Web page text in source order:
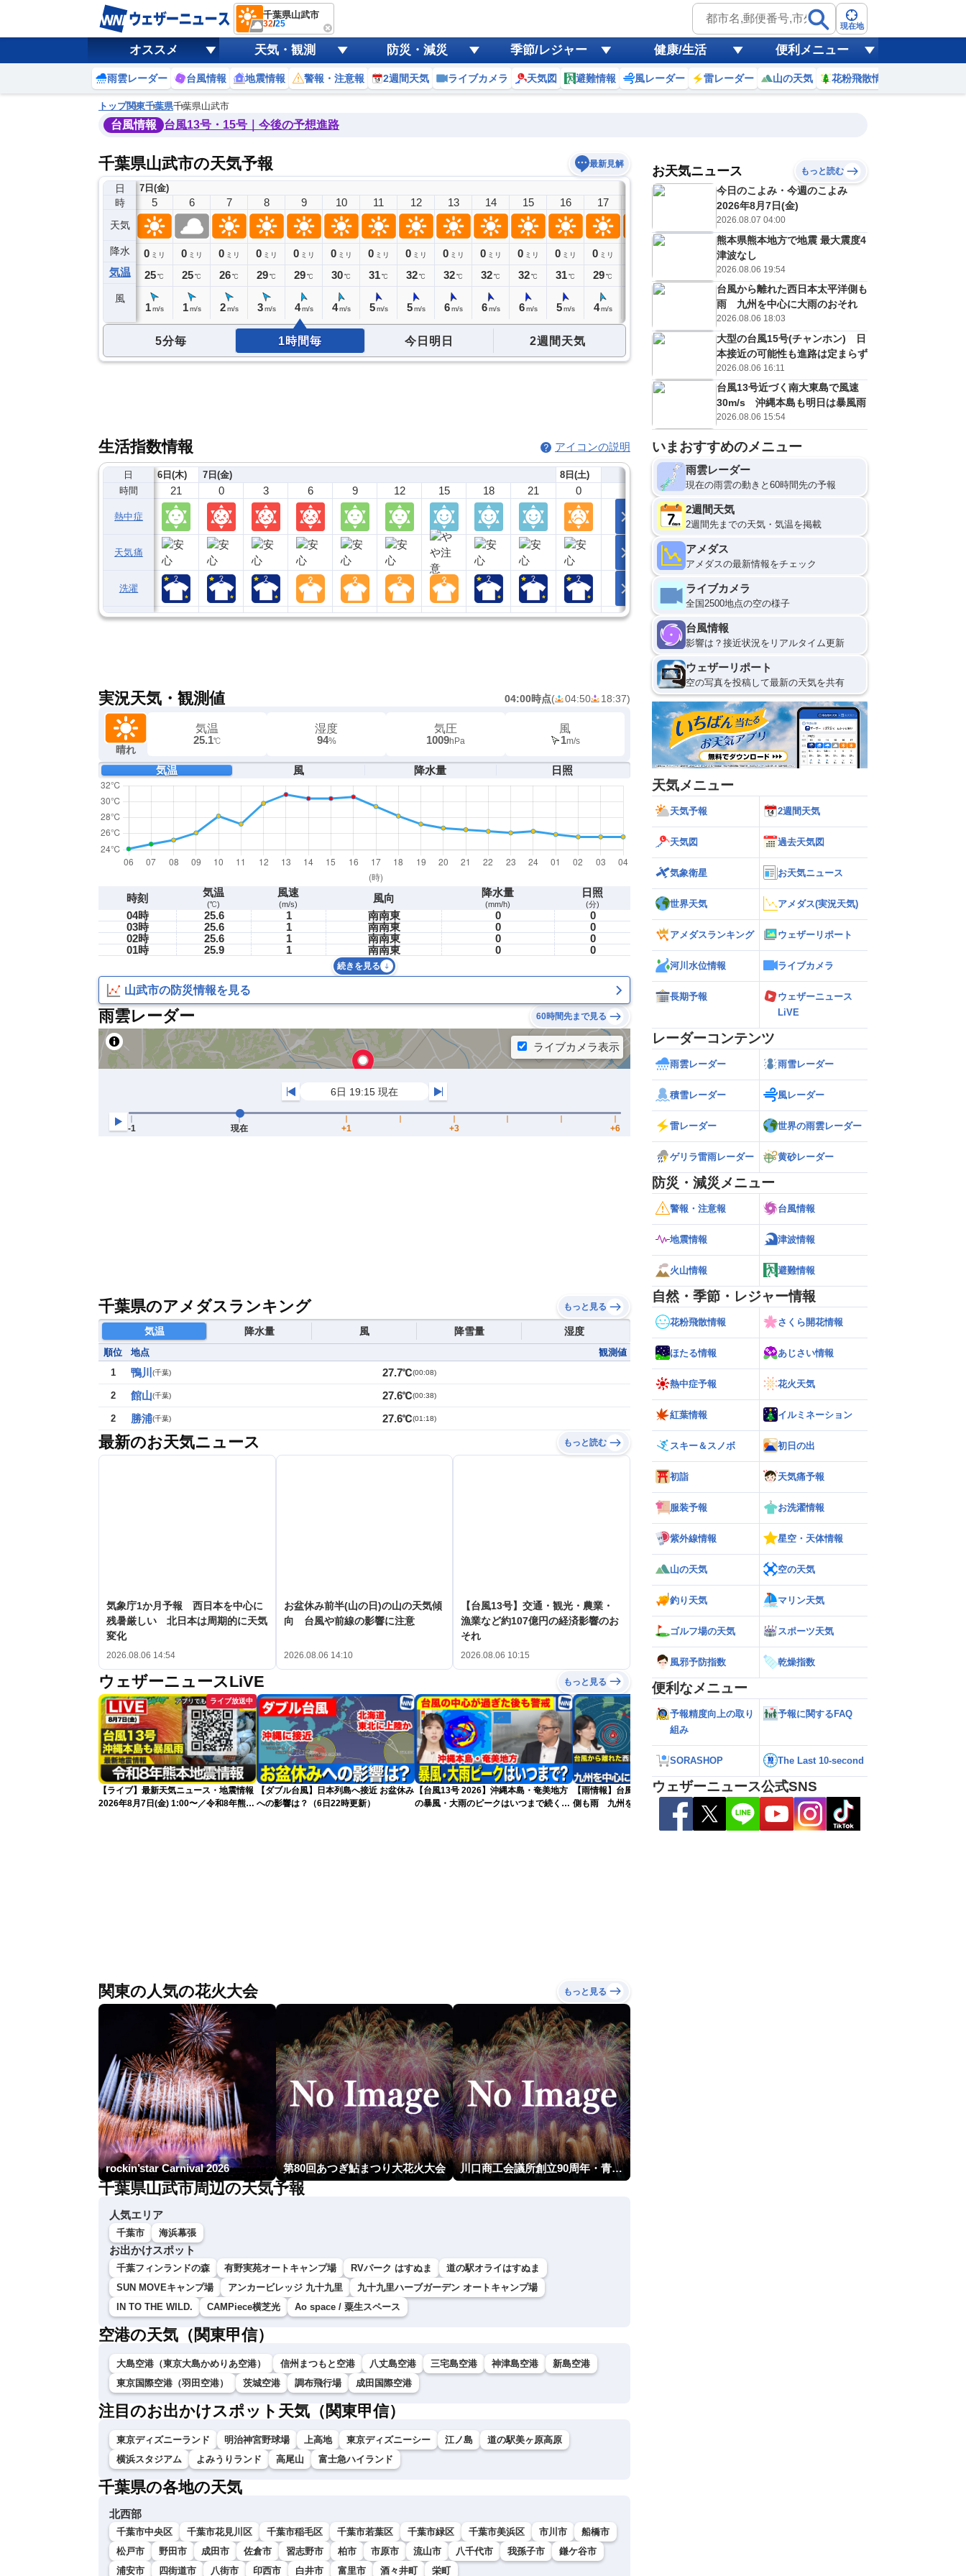
千葉県山武市
32/25 現在地
オススメ 天気・観測 防災・減災 季節/レジャー 健康/生活 便利メニュー
雨雲レーダー 台風情報 地震情報 警報・注意報 2週間天気 ライブカメラ 天気図 避難情報 風レーダー 雷レーダー 山の天気 花粉飛散情報
トップ関東千葉県千葉県山武市
台風情報 台風13号・15号｜今後の予想進路
千葉県山武市の天気予報 最新見解
日
時
天気
降水
気温
風
7日(金)
4
0ミリ
25℃
5
0 ミリ
25℃
1 m/s
6
0 ミリ
25℃
1 m/s
7
0 ミリ
26℃
2 m/s
8
0 ミリ
29℃
3 m/s
9
0 ミリ
29℃
4 m/s
10
0 ミリ
30℃
4 m/s
11
0 ミリ
31℃
5 m/s
12
0 ミリ
32℃
5 m/s
13
0 ミリ
32℃
6 m/s
14
0 ミリ
32℃
6 m/s
15
0 ミリ
32℃
6 m/s
16
0 ミリ
31℃
5 m/s
17
0 ミリ
29℃
4 m/s
20
ミリ
27
m/s
21
0 ミリ
26
1m/s
22
26
1 m/s 1m/s 0
5分毎 1時間毎 今日明日 2週間天気
生活指数情報 アイコンの説明
日
時間
熱中症
天気痛
洗濯
6日(木)
21
7日(金)
0 3 6 9 12 15 18 21
8日(土)
0
実況天気・観測値 04:00時点( 04:50 18:37)
晴れ
気温
25.1℃
湿度
94%
気圧
1009hPa
風
1m/s
気温 風 降水量 日照
時刻 気温
(℃)
風速
(m/s) 風向 降水量
(mm/h)
日照
(分)
04時 25.6 1 南南東 0
0
03時
25.6 1 南南東 0
0
02時
25.6 1 南南東 0
0
01時
25.9 1 南南東 0 0
続きを見る
山武市の防災情報を見る
雨雲レーダー 60時間先まで見る
千葉県のアメダスランキング もっと見る
気温 降水量 風 降雪量 湿度
順位 地点
観測値
1
鴨川 (千葉) 27.7℃(00:08)
2 館山(千葉) 27.6℃(00:38)
2 勝浦(千葉) 27.6℃(01:18)
最新のお天気ニュース もっと読む
気象庁1か月予報 西日本を中心に
残暑厳しい 北日本は周期的に天気
変化
2026.08.06 14:54
お盆休み前半(山の日)の山の天気傾
向 台風や前線の影響に注意
2026.08.06 14:10
【台風13号】交通・観光・農業・
漁業など約107億円の経済影響のお
それ
2026.08.06 10:15
ウェザーニュースLiVE もっと見る
ライブ放送中
【ライブ】最新天気ニュース・地震情報
2026年8月7日(金) 1:00〜／令和8年熊本
【ダブル台風】日本列島へ接近 お盆休み
への影響は？（6日22時更新）
【台風13号 2026】沖縄本島・奄美地方
の暴風・大雨のピークはいつまで続く？
【雨情報】台風から離れた西日本太平洋
側も雨 九州を中心に大雨のおそれ
【熊本八代で39℃観測】被災地・熊本へ
台風による雨風の影響は？
関東の人気の花火大会 もっと見る
rockin’star Carnival 2026 第80回あつぎ鮎まつり大花火大会 川口商工会議所創立90周年・青年部40周年・女性会30周年記念 第6回川口花火大会
千葉県山武市周辺の天気予報
人気エリア
千葉市 海浜幕張
お出かけスポット
千葉フィンランドの森 有野実苑オートキャンプ場 RVパーク はすぬま
道の駅オライはすぬま
SUN MOVEキャンプ場
アンカービレッジ 九十九里
九十九里ハーブガーデン オートキャンプ場
IN TO THE WILD.
CAMPiece横芝光 Ao space / 粟生スペース
空港の天気（関東甲信）
大島空港（東京大島かめりあ空港） 信州まつもと空港 八丈島空港 三宅島空港 神津島空港
新島空港
東京国際空港（羽田空港）
茨城空港 調布飛行場 成田国際空港
注目のお出かけスポット天気（関東甲信）
東京ディズニーランド 明治神宮野球場 上高地 東京ディズニーシー 江ノ島
道の駅美ヶ原高原
横浜スタジアム
よみうりランド 高尾山 富士急ハイランド
千葉県の各地の天気
北西部
千葉市中央区 千葉市花見川区 千葉市稲毛区 千葉市若葉区 千葉市緑区 千葉市美浜区 市川市
船橋市
松戸市
野田市 成田市 佐倉市 習志野市 柏市 市原市 流山市 八千代市 我孫子市
鎌ケ谷市
浦安市
四街道市 八街市 印西市 白井市 富里市 酒々井町 栄町
お天気ニュース もっと読む
今日のこよみ・今週のこよみ
2026年8月7日(金)
2026.08.07 04:00
熊本県熊本地方で地震 最大震度4
津波なし
2026.08.06 19:54
台風から離れた西日本太平洋側も
雨 九州を中心に大雨のおそれ
2026.08.06 18:03
大型の台風15号(チャンホン) 日
本接近の可能性も進路は定まらず
2026.08.06 16:11
台風13号近づく南大東島で風速
30m/s 沖縄本島も明日は暴風雨
2026.08.06 15:54
いまおすすめのメニュー
雨雲レーダー
現在の雨雲の動きと60時間先の予報
2週間天気
2週間先までの天気・気温を掲載
アメダス
アメダスの最新情報をチェック
ライブカメラ
全国2500地点の空の様子
台風情報
影響は？接近状況をリアルタイム更新
ウェザーリポート
空の写真を投稿して最新の天気を共有
天気メニュー
天気予報 2週間天気
天気図 過去天気図
気象衛星 お天気ニュース
世界天気 アメダス(実況天気)
アメダスランキング ウェザーリポート
河川水位情報 ライブカメラ
長期予報
ウェザーニュース
LiVE
レーダーコンテンツ
雨雲レーダー 雨雪レーダー
積雪レーダー 風レーダー
雷レーダー 世界の雨雲レーダー
ゲリラ雷雨レーダー 黄砂レーダー
防災・減災メニュー
警報・注意報 台風情報
地震情報 津波情報
火山情報 避難情報
自然・季節・レジャー情報
花粉飛散情報 さくら開花情報
ほたる情報 あじさい情報
熱中症予報 花火天気
紅葉情報 イルミネーション
スキー＆スノボ 初日の出
初詣 天気痛予報
服装予報 お洗濯情報
紫外線情報 星空・天体情報
山の天気 空の天気
釣り天気 マリン天気
ゴルフ場の天気 スポーツ天気
風邪予防指数 乾燥指数
便利なメニュー
予報精度向上の取り
組み
予報に関するFAQ
SORASHOP The Last 10-second
ウェザーニュース公式SNS